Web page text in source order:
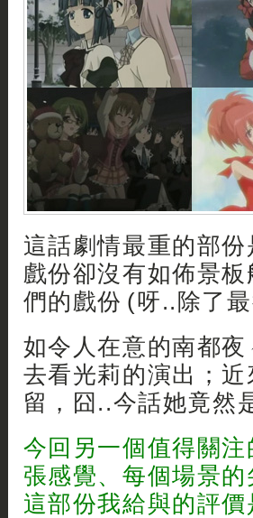
這話劇情最重的部
戲份卻沒有如佈景
們的戲份 (呀..除了
如令人在意的南都
去看光莉的演出；
留，囧..今話她竟然
今回另一個值得關
張感覺、每個場景
這部份我給與的評價